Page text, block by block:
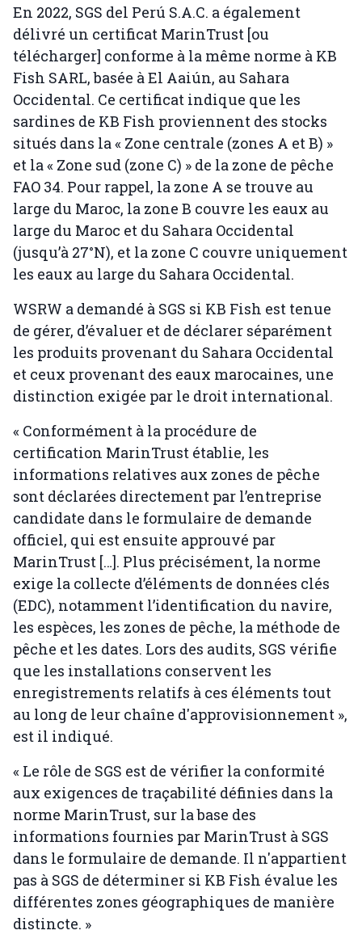
En 2022, SGS del Perú S.A.C. a également
délivré un certificat MarinTrust [ou
télécharger] conforme à la même norme à KB
Fish SARL, basée à El Aaiún, au Sahara
Occidental. Ce certificat indique que les
sardines de KB Fish proviennent des stocks
situés dans la « Zone centrale (zones A et B) »
et la « Zone sud (zone C) » de la zone de pêche
FAO 34. Pour rappel, la zone A se trouve au
large du Maroc, la zone B couvre les eaux au
large du Maroc et du Sahara Occidental
(jusqu’à 27°N), et la zone C couvre uniquement
les eaux au large du Sahara Occidental.
WSRW a demandé à SGS si KB Fish est tenue
de gérer, d’évaluer et de déclarer séparément
les produits provenant du Sahara Occidental
et ceux provenant des eaux marocaines, une
distinction exigée par le droit international.
« Conformément à la procédure de
certification MarinTrust établie, les
informations relatives aux zones de pêche
sont déclarées directement par l’entreprise
candidate dans le formulaire de demande
officiel, qui est ensuite approuvé par
MarinTrust […]. Plus précisément, la norme
exige la collecte d’éléments de données clés
(EDC), notamment l’identification du navire,
les espèces, les zones de pêche, la méthode de
pêche et les dates. Lors des audits, SGS vérifie
que les installations conservent les
enregistrements relatifs à ces éléments tout
au long de leur chaîne d'approvisionnement »,
est il indiqué.
« Le rôle de SGS est de vérifier la conformité
aux exigences de traçabilité définies dans la
norme MarinTrust, sur la base des
informations fournies par MarinTrust à SGS
dans le formulaire de demande. Il n'appartient
pas à SGS de déterminer si KB Fish évalue les
différentes zones géographiques de manière
distincte. »